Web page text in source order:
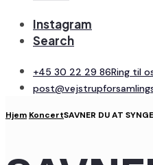
Instagram
Search
+45 30 22 29 86Ring til
Hjem KoncertSAVNER DU AT